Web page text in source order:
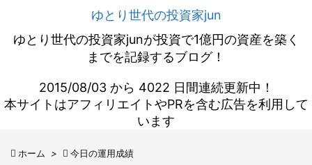
ゆとり世代の投資家jun
ゆとり世代の投資家junが投資で1億円の資産を築く
までを記録するブログ！
2015/08/03 から 4022 日間連続更新中！
本サイトはアフィリエイトやPRを含む広告を利用して
います
 ホーム >  今日の運用成績